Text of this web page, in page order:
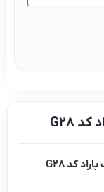
ابعاد، کاغذ و صفحه‌بندی دفتر یادداشت باراد کد G28